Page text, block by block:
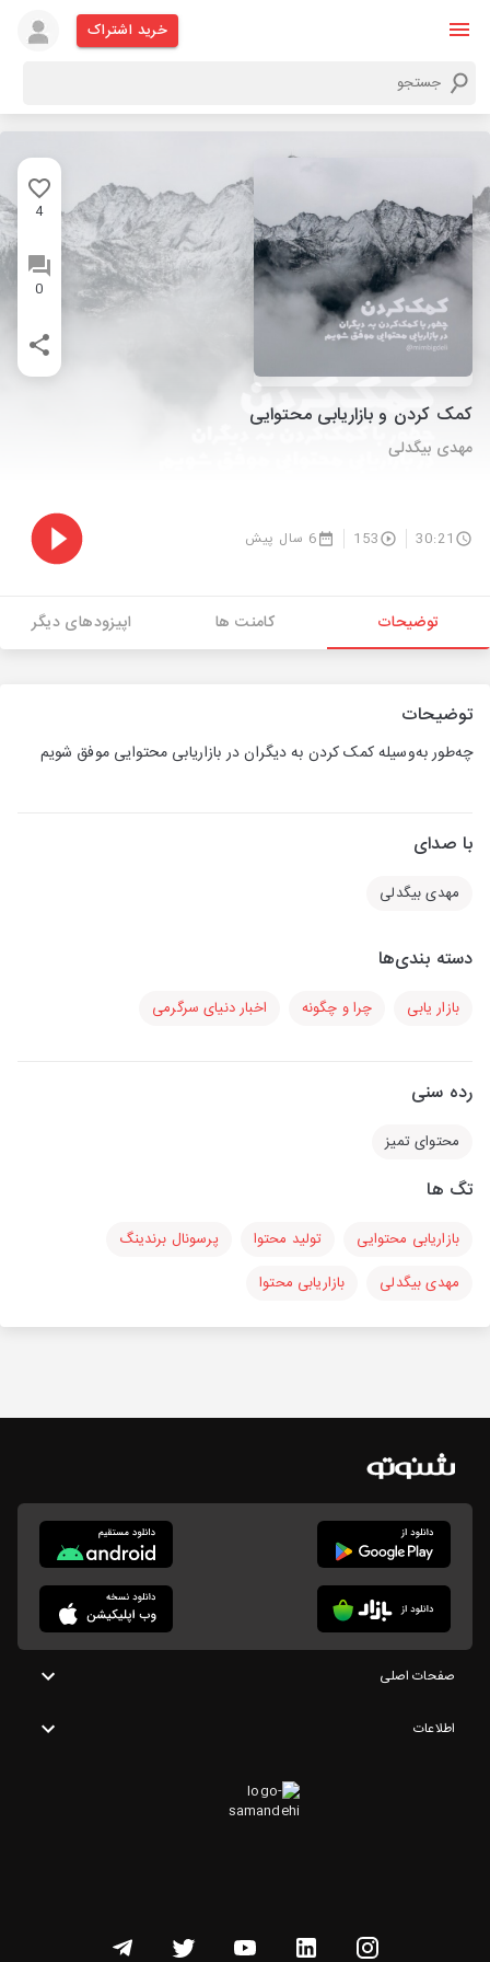
خرید اشتراک
4
0
کمک کردن و بازاریابی محتوایی
مهدی بیگدلی
30:21
153 6 سال پیش
توضیحات کامنت ها اپیزودهای دیگر
توضیحات
چه‌طور به‌وسیله کمک کردن به دیگران در بازاریابی محتوایی موفق شویم
با صدای
مهدی بیگدلی
دسته بندی‌ها
بازار یابی چرا و چگونه اخبار دنیای سرگرمی
رده سنی
محتوای تمیز
تگ ها
بازاریابی محتوایی تولید محتوا
پرسونال برندینگ
مهدی بیگدلی
بازاریابی محتوا
صفحات اصلی
اطلاعات